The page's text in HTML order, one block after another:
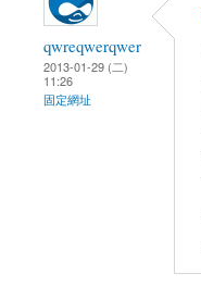
qwreqwerqwer
2013-01-29 (二)
11:26
固定網址